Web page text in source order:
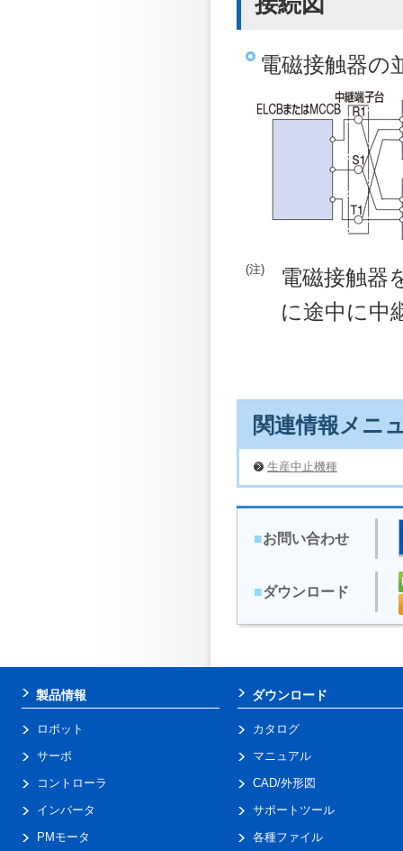
電磁接触器の
(注)
電磁接触器
に途中に中
関連情報メニ
生産中止機種
■お問い合わせ
■ダウンロード
製品情報
ロボット
サーボ
コントローラ
インバータ
PMモータ
ダウンロード
カタログ
マニュアル
CAD/外形図
サポートツール
各種ファイル